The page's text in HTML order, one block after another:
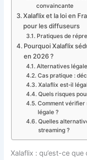
convaincante
Xalaflix et la loi en
pour les diffuseurs
Pratiques de
Pourquoi Xalaflix
en 2026 ?
Alternatives
Cas pratique :
Xalaflix est-il
Quels risques
Comment vérifier
légale ?
Quelles
streaming ?
Xalaflix : qu’est-ce